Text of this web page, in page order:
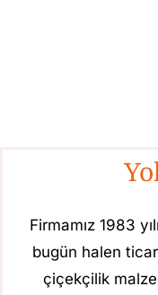
Firmamız 1983
bugün halen
çiçekçilik